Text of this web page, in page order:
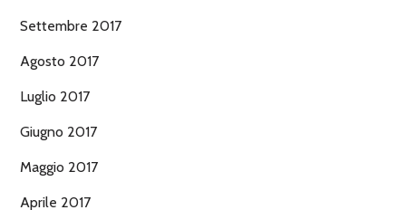
Settembre 2017
Agosto 2017
Luglio 2017
Giugno 2017
Maggio 2017
Aprile 2017